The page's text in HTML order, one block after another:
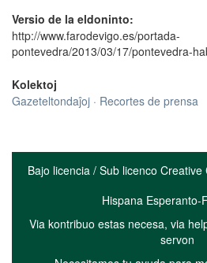
Versio de la eldoninto:
http://www.farodevigo.es/portada-
pontevedra/2013/03/17/pontevedra-
Kolektoj
Gazeteltondaĵoj · Recortes de prensa
Bajo licencia / Sub licenco Creative
Hispana Esperanto-
Via kontribuo estas necesa, via
servon